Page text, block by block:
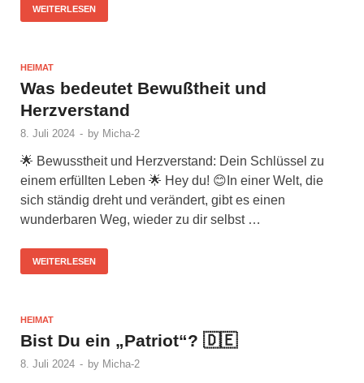
WEITERLESEN
HEIMAT
Was bedeutet Bewußtheit und
Herzverstand
8. Juli 2024 - by Micha-2
🌟 Bewusstheit und Herzverstand: Dein Schlüssel zu
einem erfüllten Leben 🌟 Hey du! 😊In einer Welt, die
sich ständig dreht und verändert, gibt es einen
wunderbaren Weg, wieder zu dir selbst …
WEITERLESEN
HEIMAT
Bist Du ein „Patriot“? 🇩🇪
8. Juli 2024 - by Micha-2